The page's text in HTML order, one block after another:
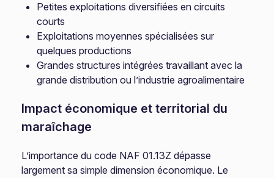
Petites exploitations diversifiées en circuits
courts
Exploitations moyennes spécialisées sur
quelques productions
Grandes structures intégrées travaillant avec la
grande distribution ou l’industrie agroalimentaire
Impact économique et territorial du
maraîchage
L’importance du code NAF 01.13Z dépasse
largement sa simple dimension économique. Le